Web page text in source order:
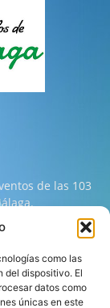
como las
del dispositivo. El
datos como
únicas en este
de las 103